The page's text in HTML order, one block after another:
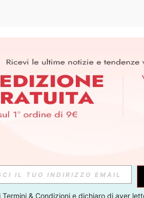
APP
PER SCOPRIRE LE ULTIME TENDENZE
IN QUALSIASI MOMENTO).
Termini & Condizioni e dichiaro di aver